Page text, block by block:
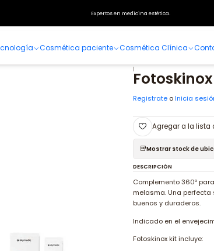
Cosmética paciente Cosmética Clínica
Expertos en medicina estética.
Dermatología Fotoprotección
|
Registrate o Inicia
Agregar a la lista
Mostrar stock de
DESCRIPCIÓN
Complemento 360º
melasma. Una
buenos y duraderos.
Indicado en el
Fotoskinox kit incluye: